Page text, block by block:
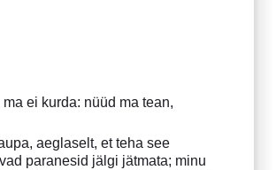
ei kurda: nüüd ma tean,
aeglaselt, et teha see
paranesid jälgi jätmata; minu